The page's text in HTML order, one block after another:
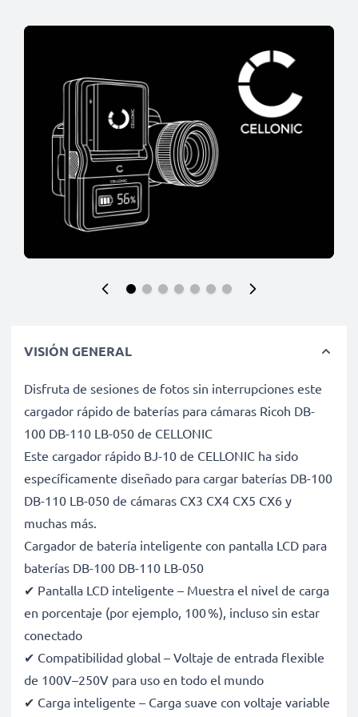
VISIÓN GENERAL
Disfruta de sesiones de fotos sin interrupciones este
cargador rápido de baterías para cámaras Ricoh DB-
100 DB-110 LB-050 de CELLONIC
Este cargador rápido BJ-10 de CELLONIC ha sido
específicamente diseñado para cargar baterías DB-100
DB-110 LB-050 de cámaras CX3 CX4 CX5 CX6 y
muchas más.
Cargador de batería inteligente con pantalla LCD para
baterías DB-100 DB-110 LB-050
✔ Pantalla LCD inteligente – Muestra el nivel de carga
en porcentaje (por ejemplo, 100 %), incluso sin estar
conectado
✔ Compatibilidad global – Voltaje de entrada flexible
de 100V–250V para uso en todo el mundo
✔ Carga inteligente – Carga suave con voltaje variable